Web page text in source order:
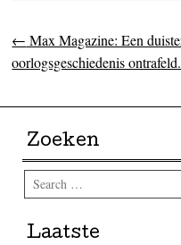
Post
← Max Magazine: Een
oorlogsgeschiedenis ontrafeld.
Zoeken
Search
Laatste